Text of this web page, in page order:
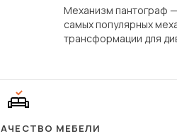
Механизм пантограф
самых популярных
трансформации для
сиденье не
дугообразной
МЕБЕЛИ